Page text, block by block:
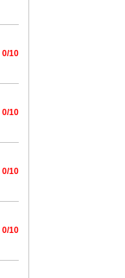
0/10
0/10
0/10
0/10